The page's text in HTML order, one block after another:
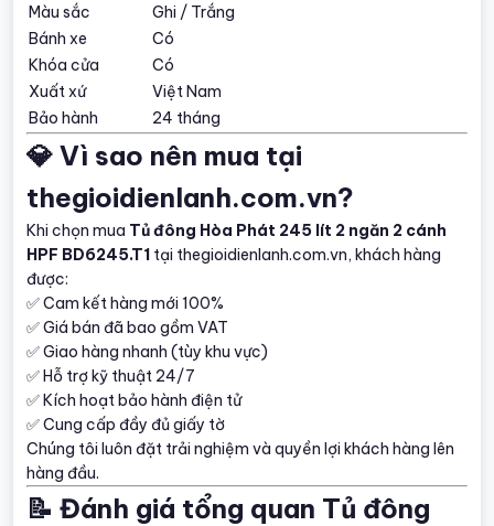
Màu sắc
Ghi / Trắng
Bánh xe
Có
Khóa cửa
Có
Xuất xứ
Việt Nam
Bảo hành
24 tháng
💎 Vì sao nên mua tại
thegioidienlanh.com.vn?
Khi chọn mua Tủ đông Hòa Phát 245 lít 2 ngăn 2 cánh
HPF BD6245.T1 tại thegioidienlanh.com.vn, khách hàng
được:
✅ Cam kết hàng mới 100%
✅ Giá bán đã bao gồm VAT
✅ Giao hàng nhanh (tùy khu vực)
✅ Hỗ trợ kỹ thuật 24/7
✅ Kích hoạt bảo hành điện tử
✅ Cung cấp đầy đủ giấy tờ
Chúng tôi luôn đặt trải nghiệm và quyền lợi khách hàng lên
hàng đầu.
📝 Đánh giá tổng quan Tủ đông